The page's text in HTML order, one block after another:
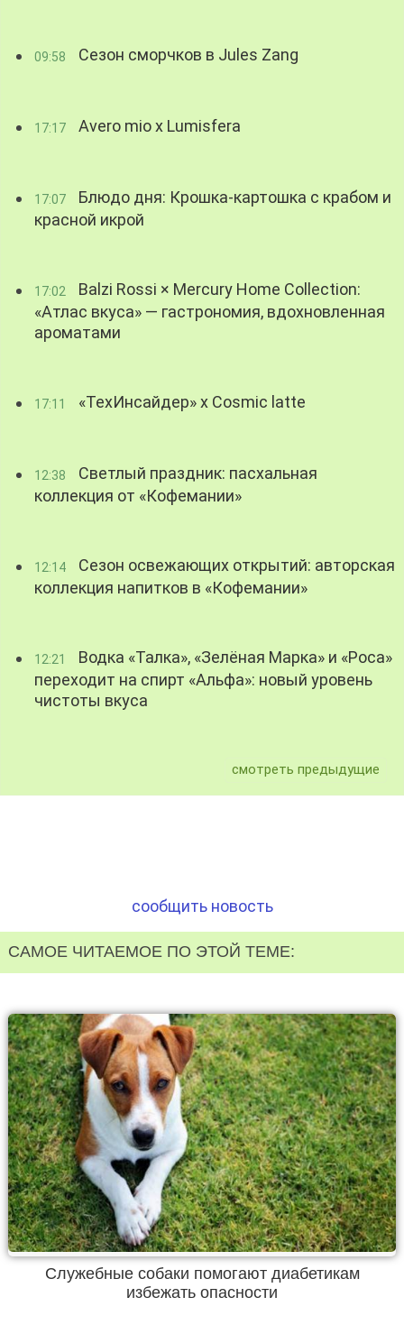
09:58 Сезон сморчков в Jules Zang
17:17 Avero mio x Lumisfera
17:07
Блюдо дня: Крошка-картошка с крабом и
красной икрой
17:02
Balzi Rossi × Mercury Home Collection:
«Атлас вкуса» — гастрономия, вдохновленная
ароматами
17:11 «ТехИнсайдер» х Cosmic latte
12:38
Светлый праздник: пасхальная
коллекция от «Кофемании»
12:14
Сезон освежающих открытий: авторская
коллекция напитков в «Кофемании»
12:21
Водка «Талка», «Зелёная Марка» и «Роса»
переходит на спирт «Альфа»: новый уровень
чистоты вкуса
смотреть предыдущие
сообщить новость
САМОЕ ЧИТАЕМОЕ ПО ЭТОЙ ТЕМЕ:
Служебные собаки помогают диабетикам
избежать опасности